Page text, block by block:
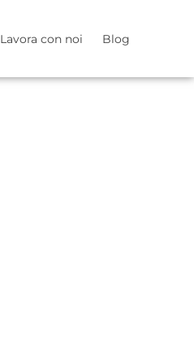
Lavora con noi Blog